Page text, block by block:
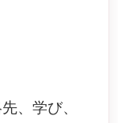
、学び、